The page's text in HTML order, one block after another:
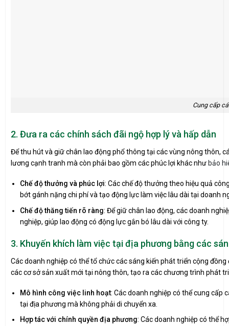
Cung cấp
2. Đưa ra các chính sách đãi ngộ hợp lý và hấp dẫn
Để thu hút và giữ chân lao động phổ thông tại các vùng nông thôn,
lương cạnh tranh mà còn phải bao gồm các phúc lợi khác như bảo
Chế độ thưởng và phúc lợi: Các chế độ thưởng theo hiệu quả
bớt gánh nặng chi phí và tạo động lực làm việc lâu dài tại doanh
Chế độ thăng tiến rõ ràng: Để giữ chân lao động, các doanh
nghiệp, giúp lao động có động lực gắn bó lâu dài với công ty.
3. Khuyến khích làm việc tại địa phương bằng các
Các doanh nghiệp có thể tổ chức các sáng kiến phát triển cộng
các cơ sở sản xuất mới tại nông thôn, tạo ra các chương trình phát
Mô hình công việc linh hoạt: Các doanh nghiệp có thể cung cấp
tại địa phương mà không phải di chuyển xa.
Hợp tác với chính quyền địa phương: Các doanh nghiệp có thể